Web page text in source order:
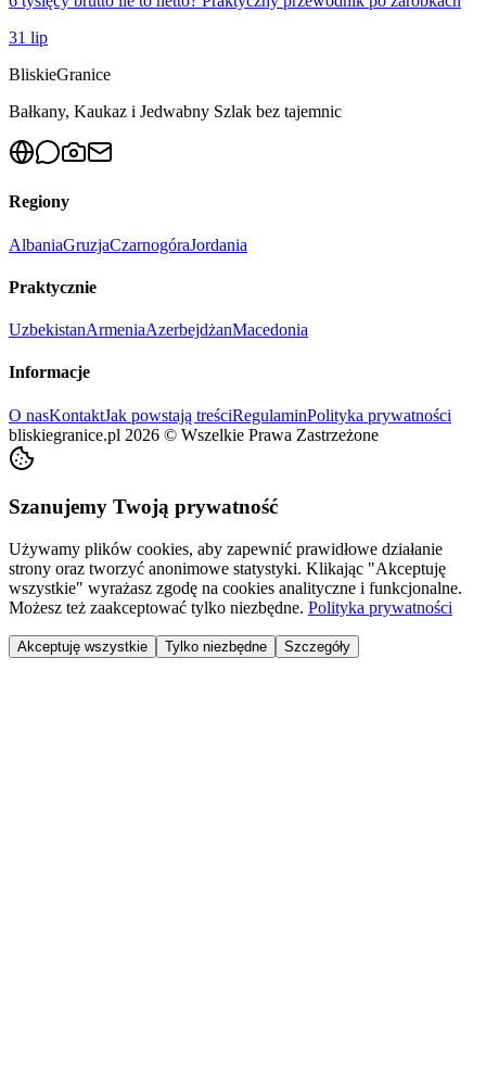
31 lip
BliskieGranice
Bałkany, Kaukaz i Jedwabny Szlak bez tajemnic
Regiony
AlbaniaGruzjaCzarnogóraJordania
Praktycznie
UzbekistanArmeniaAzerbejdżanMacedonia
Informacje
O nasKontaktJak powstają treściRegulaminPolityka prywatności
bliskiegranice.pl 2026 © Wszelkie Prawa Zastrzeżone
Szanujemy Twoją prywatność
Używamy plików cookies, aby zapewnić prawidłowe działanie
strony oraz tworzyć anonimowe statystyki. Klikając "Akceptuję
wszystkie" wyrażasz zgodę na cookies analityczne i funkcjonalne.
Możesz też zaakceptować tylko niezbędne. Polityka prywatności
Akceptuję wszystkie Tylko niezbędne Szczegóły